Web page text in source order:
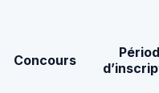
Concours